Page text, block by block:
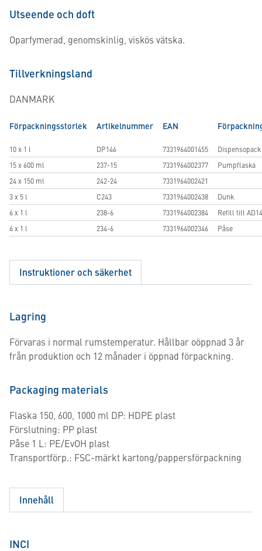
Utseende och doft
Oparfymerad, genomskinlig, viskös vätska.
Tillverkningsland
DANMARK
Förpackningsstorlek Artikelnummer EAN
10 x 1 l DP146 7331964001455
Dispensopack
15 x 600 ml
237-15 7331964002377
Pumpflaska
24 x 150 ml
242-24
7331964002421
3 x 5 l
C243 7331964002438
Dunk
6 x 1 l
238-6 7331964002384
Refill till
6 x 1 l
234-6 7331964002346 Påse
Instruktioner och säkerhet
Lagring
Förvaras i normal rumstemperatur. Hållbar oöppnad 3 år
från produktion och 12 månader i öppnad förpackning.
Packaging materials
Flaska 150, 600, 1000 ml DP: HDPE plast
Förslutning: PP plast
Påse 1 L: PE/EvOH plast
Transportförp.: FSC-märkt kartong/pappersförpackning
Innehåll
INCI